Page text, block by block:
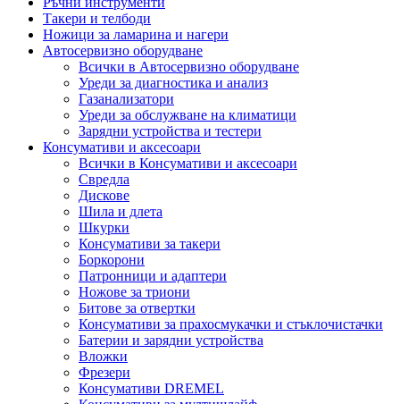
Такери и телбоди
Ножици за ламарина и нагери
Автосервизно оборудване
Всички в Автосервизно оборудване
Уреди за диагностика и анализ
Газанализатори
Уреди за обслужване на климатици
Зарядни устройства и тестери
Консумативи и аксесоари
Всички в Консумативи и аксесоари
Свредла
Дискове
Шила и длета
Шкурки
Консумативи за такери
Боркорони
Патронници и адаптери
Ножове за триони
Битове за отвертки
Консумативи за прахосмукачки и стъклочистачки
Батерии и зарядни устройства
Вложки
Фрезери
Консумативи DREMEL